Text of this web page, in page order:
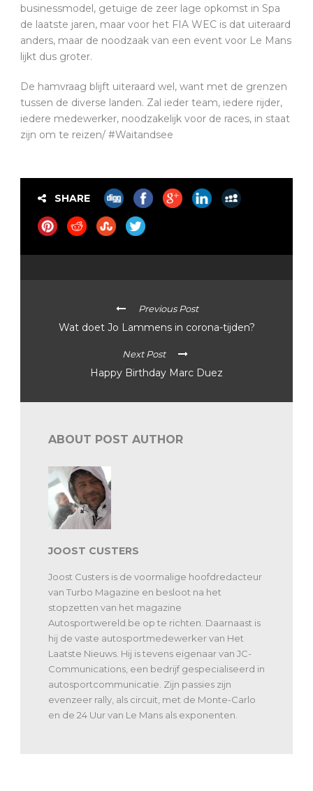
businessmodel, getuige de zeer lage opkomst in Spa
de laatste jaren, maar voor het FIA WEC is dat uiteraard
anders, maar de noodzaak van een event voor Le Mans
lijkt dus groter.
De hamvraag blijft uiteraard wel, want met de grenzen
tussen de diverse landen. Zal ieder team, iedere rijder,
iedere medewerker, noodzakelijk voor de races, in staat
zijn om te reizen/ #Waitandsee
SHARE
Previous Post
Wat doet Jo Lammens in corona-tijden?
Next Post
Happy Birthday Marc Duez
ABOUT POST AUTHOR
JOOST CUSTERS
Joost Custers is de voormalige hoofdredacteur
van Turbo Magazine en besloot na het
stopzetten van het magazine
Autosportwereld.be op te richten. Daarnaast is
hij de vaste autosportmedewerker van Het
Laatste Nieuws. Hij is tevens eigenaar van JC-
Communications, een bedrijf gespecialiseerd in
autosportcommunicatie. Zijn passies zijn
evenzeer rally, als circuit, met de Monte-Carlo
en de 24 Uur van Le Mans als exponenten.